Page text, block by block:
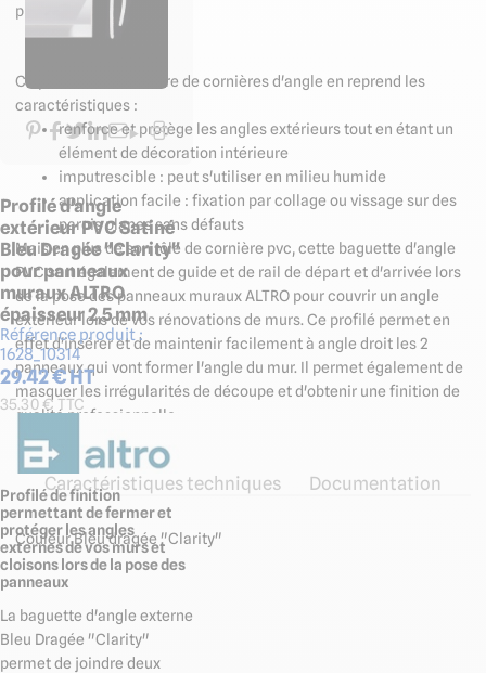
Profilé d'angle
extérieur PVC Satiné
Bleu Dragée "Clarity"
pour panneaux
muraux ALTRO
épaisseur 2,5 mm
Référence produit :
1628_10314
29.42€ HT
35.30€ TTC
Profilé de finition
permettant de fermer et
protéger les angles
externes de vos murs et
cloisons lors de la pose des
panneaux
La baguette d'angle externe
Bleu Dragée "Clarity"
permet de joindre deux
protection de l'angle.
Ce profilé PVC à l'allure de cornières d'angle en reprend les
caractéristiques :
renforce et protège les angles extérieurs tout en étant un
élément de décoration intérieure
imputrescible : peut s'utiliser en milieu humide
application facile : fixation par collage ou vissage sur des
parois planes sans défauts
Mais en plus de son rôle de cornière pvc, cette baguette d'angle
PVC sert également de guide et de rail de départ et d'arrivée lors
de la pose des panneaux muraux ALTRO pour couvrir un angle
extérieur lors de vos rénovations de murs. Ce profilé permet en
effet d'insérer et de maintenir facilement à angle droit les 2
panneaux qui vont former l'angle du mur. Il permet également de
masquer les irrégularités de découpe et d'obtenir une finition de
qualité professionnelle.
Caractéristiques techniques Documentation
Couleur Bleu dragée "Clarity"